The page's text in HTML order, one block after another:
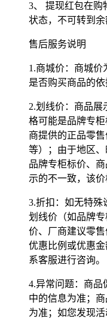
3、 提现红包在购
状态，不可转到余
售后服务说明
1.商城价：商城价
是否购买商品的依
2.划线价：商品
格可能是品牌专
商提供的正品零
等）；由于地区、
品牌专柜标价、
示的不一致，该价
3.折扣：如无特殊
划线价（如品牌
价、厂商建议零
优惠比例或优惠
系客服进行咨询。
4.异常问题：商品
中的信息为准；
为准；如您发现